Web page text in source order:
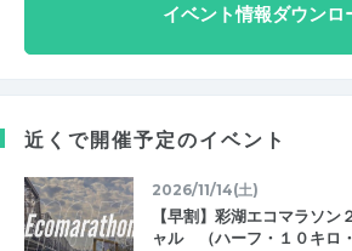
イベント情報ダウンロ
近くで開催予定のイベント
2026/11/14(土)
【早割】彩湖エコマラソ
ャル （ハーフ・１０キロ